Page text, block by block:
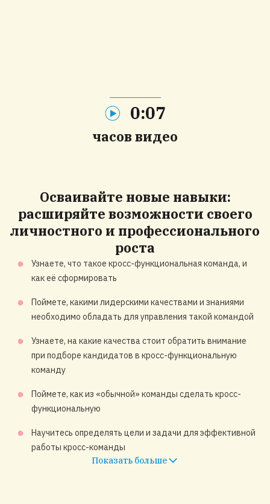
0:07
часов видео
Осваивайте новые навыки:
расширяйте возможности своего
личностного и профессионального
роста
Узнаете, что такое кросс-функциональная команда, и
как её сформировать
Поймете, какими лидерскими качествами и знаниями
необходимо обладать для управления такой командой
Узнаете, на какие качества стоит обратить внимание
при подборе кандидатов в кросс-функциональную
команду
Поймете, как из «обычной» команды сделать кросс-
функциональную
Научитесь определять цели и задачи для эффективной
работы кросс-команды
Показать больше